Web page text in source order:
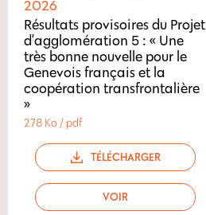
2026
Résultats provisoires du Projet
d’agglomération 5 : « Une
très bonne nouvelle pour le
Genevois français et la
coopération transfrontalière
»
278 Ko / pdf
TÉLÉCHARGER
VOIR